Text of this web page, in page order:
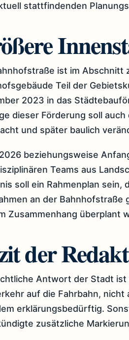
stattfindenden
ist im Abschnitt
Teil der
2023 in das
dieser Förderung soll
und später baulich
beziehungsweise
Teams aus
soll ein Rahmenplan
an der
Zusammenhang überplant
der
Antwort der Stadt
auf die Fahrbahn,
erklärungsbedürftig.
zusätzliche